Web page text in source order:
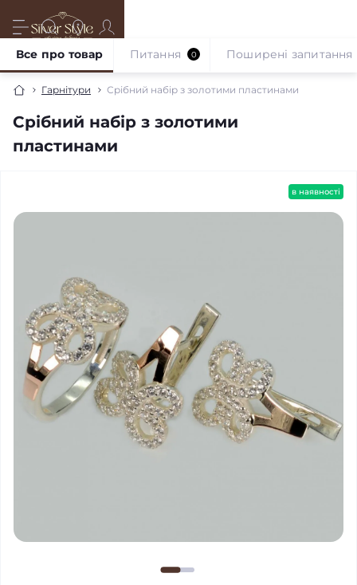
Гарнітури Срібний набір з золотими пластинами
Срібний набір з золотими
пластинами
Все про товар Питання 0 Поширені запитання
в наявності